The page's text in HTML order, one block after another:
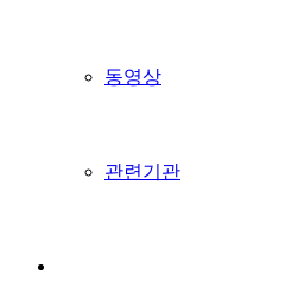
동영상
관련기관